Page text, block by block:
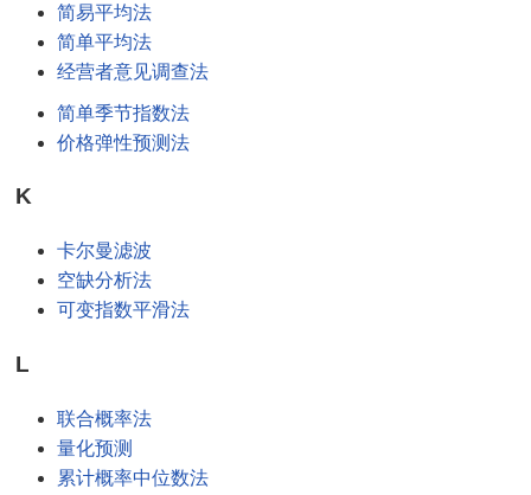
简易平均法
简单平均法
经营者意见调查法
简单季节指数法
价格弹性预测法
K
卡尔曼滤波
空缺分析法
可变指数平滑法
L
联合概率法
量化预测
累计概率中位数法